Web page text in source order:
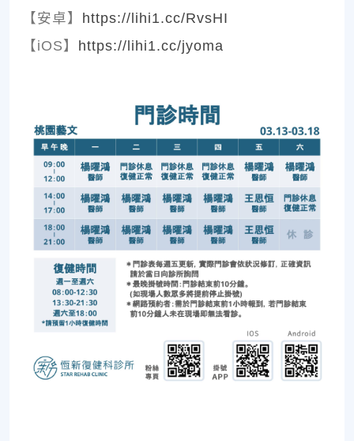
【安卓】 https://lihi1.cc/RvsHI
【iOS】 https://lihi1.cc/jyoma